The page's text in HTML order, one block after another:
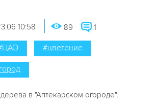
10:58 89 1
#цветение
в "Аптекарском огороде".